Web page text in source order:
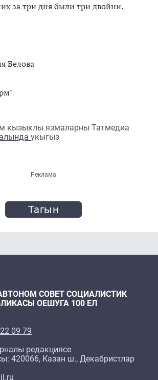
за три дня были три двойни.
Белова
кызыклы язмаларны Татмедиа
укыгыз
Реклама
Тагын
СОВЕТ СОЦИАЛИСТИК
ОЕШУГА 100 ЕЛ
09 79
редакциясе
420066, Казан ш., Декабристлар